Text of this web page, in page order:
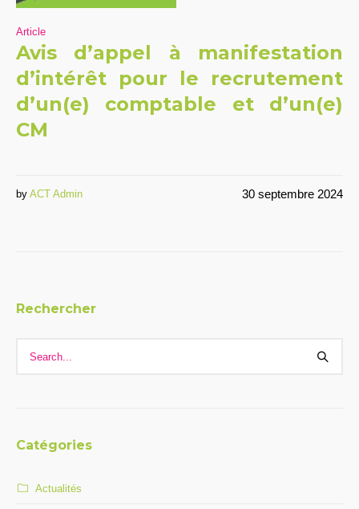
Article
Avis d’appel à manifestation
d’intérêt pour le recrutement
d’un(e) comptable et d’un(e)
CM
30 septembre 2024
by ACT Admin
Rechercher
Catégories
Actualités